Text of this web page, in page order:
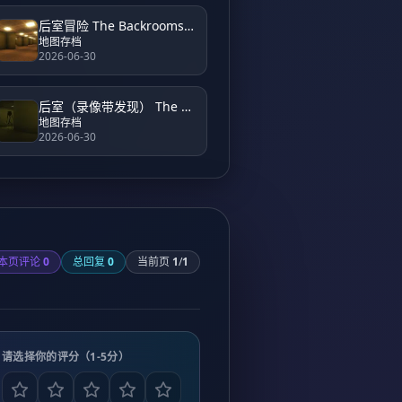
后室冒险 The Backrooms Adventure
地图存档
2026-06-30
后室（录像带发现） The Backrooms (Found Footage)
地图存档
2026-06-30
页评论0 总回复 0 当前页 1/1
请选择你的评分（1-5分）